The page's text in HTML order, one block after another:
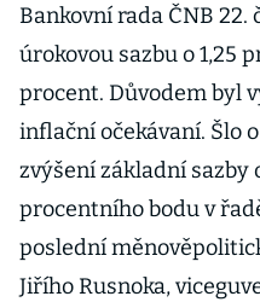
Bankovní rada ČNB
úrokovou sazbu o 1,25
procent. Důvodem byl
inflační očekávaní. Šlo
zvýšení základní sazby
procentního bodu v
poslední
Jiřího Rusnoka,